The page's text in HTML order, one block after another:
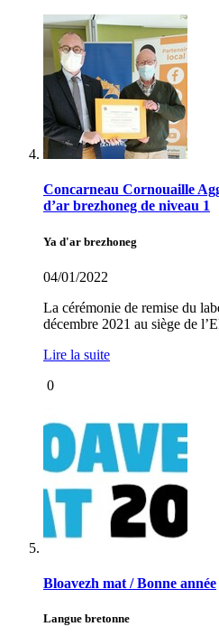
Concarneau Cornouaille
d’ar brezhoneg de niveau 1
Ya d'ar brezhoneg
04/01/2022
La cérémonie de remise du
décembre 2021 au siège de
Lire la suite
0
Bloavezh mat / Bonne année
Langue bretonne